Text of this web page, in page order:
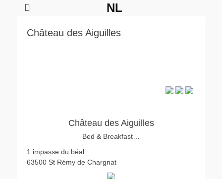
NL
Château des Aiguilles
Château des Aiguilles
Bed & Breakfast…
1 impasse du béal
63500 St Rémy de Chargnat